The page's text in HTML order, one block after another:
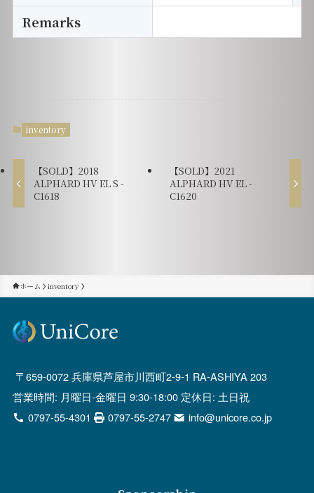
Remarks
inventory
【SOLD】2018
ALPHARD HV EL S -
C1618
【SOLD】2021
ALPHARD HV EL -
C1620
ホーム inventory
659-0072 兵庫県芦屋市川西町2-9-1 RA-ASHIYA 203
営業時間: 月曜日-金曜日 9:30-18:00 定休日: 土日祝
0797-55-4301
0797-55-2747 info@unicore.co.jp